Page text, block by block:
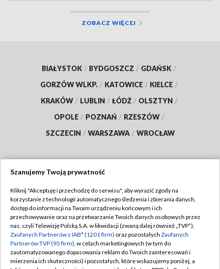
ZOBACZ WIĘCEJ
BIAŁYSTOK / BYDGOSZCZ / GDAŃSK /
GORZÓW WLKP. / KATOWICE / KIELCE /
KRAKÓW / LUBLIN / ŁÓDŹ / OLSZTYN /
OPOLE / POZNAŃ / RZESZÓW /
SZCZECIN / WARSZAWA / WROCŁAW
TVP
Abonament TVP
Emisja w TVP
Centrum informacji TVP
Naziemna Telewizja Cyfrowa
Regulamin TVP
Polityka prywatności
Moje zgody
Pomoc
Szanujemy Twoją prywatność
Kliknij "Akceptuję i przechodzę do serwisu", aby wyrazić zgody na
korzystanie z technologii automatycznego śledzenia i zbierania danych,
dostęp do informacji na Twoim urządzeniu końcowym i ich
przechowywanie oraz na przetwarzanie Twoich danych osobowych przez
nas, czyli Telewizję Polską S.A. w likwidacji (zwaną dalej również „TVP”),
Zaufanych Partnerów z IAB* (1201 firm) oraz pozostałych Zaufanych
Partnerów TVP (93 firm), w celach marketingowych (w tym do
zautomatyzowanego dopasowania reklam do Twoich zainteresowań i
mierzenia ich skuteczności) i pozostałych, które wskazujemy poniżej, a